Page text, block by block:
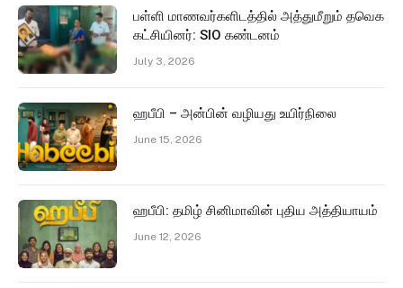
பள்ளி மாணவர்களிடத்தில் அத்துமீறும் தவெக
கட்சியினர்: SIO கண்டனம்
July 3, 2026
ஹபீபி – அன்பின் வழியது உயிர்நிலை
June 15, 2026
ஹபீபி: தமிழ் சினிமாவின் புதிய அத்தியாயம்
June 12, 2026